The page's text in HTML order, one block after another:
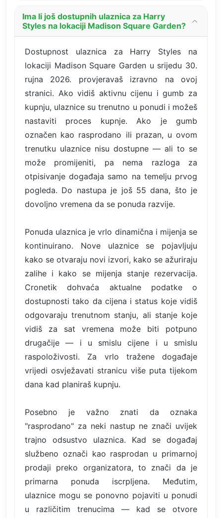
Ima li još dostupnih ulaznica za Harry
Styles na lokaciji Madison Square Garden?
Dostupnost ulaznica za Harry Styles na
lokaciji Madison Square Garden u srijedu 30.
rujna 2026. provjeravaš izravno na ovoj
stranici. Ako vidiš aktivnu cijenu i gumb za
kupnju, ulaznice su trenutno u ponudi i možeš
nastaviti proces kupnje. Ako je gumb
označen kao rasprodano ili prazan, u ovom
trenutku ulaznice nisu dostupne — ali to se
može promijeniti, pa nema razloga za
otpisivanje događaja samo na temelju prvog
pogleda. Do nastupa je još 55 dana, što je
dovoljno vremena da se ponuda razvije.
Ponuda ulaznica je vrlo dinamična i mijenja se
kontinuirano. Nove ulaznice se pojavljuju
kako se otvaraju novi izvori, kako se ažuriraju
zalihe i kako se mijenja stanje rezervacija.
Cronetik dohvaća aktualne podatke o
dostupnosti tako da cijena i status koje vidiš
odgovaraju trenutnom stanju, ali stanje koje
vidiš za sat vremena može biti potpuno
drugačije — i u smislu cijene i u smislu
raspoloživosti. Za vrlo tražene događaje
vrijedi osvježavati stranicu više puta tijekom
dana kad planiraš kupnju.
Posebno je važno znati da oznaka
"rasprodano" za neki nastup ne znači uvijek
trajno odsustvo ulaznica. Kad se događaj
službeno označi kao rasprodan u primarnoj
prodaji preko organizatora, to znači da je
primarna ponuda iscrpljena. Međutim,
ulaznice mogu se ponovno pojaviti u ponudi
u različitim trenucima — kad se otvore